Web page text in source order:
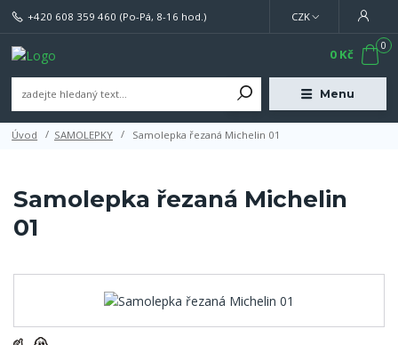
Menu
CZK
+420 608 359 460 (Po-Pá, 8-16 hod.)
0
0 Kč
Úvod SAMOLEPKY Samolepka řezaná Michelin 01
Samolepka řezaná Michelin
01